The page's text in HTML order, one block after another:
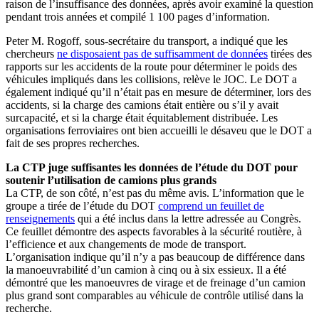
raison de l’insuffisance des données, après avoir examiné la question
pendant trois années et compilé 1 100 pages d’information.
Peter M. Rogoff, sous-secrétaire du transport, a indiqué que les
chercheurs ne disposaient pas de suffisamment de données tirées des
rapports sur les accidents de la route pour déterminer le poids des
véhicules impliqués dans les collisions, relève le JOC. Le DOT a
également indiqué qu’il n’était pas en mesure de déterminer, lors des
accidents, si la charge des camions était entière ou s’il y avait
surcapacité, et si la charge était équitablement distribuée. Les
organisations ferroviaires ont bien accueilli le désaveu que le DOT a
fait de ses propres recherches.
La CTP juge suffisantes les données de l’étude du DOT pour
soutenir l’utilisation de camions plus grands
La CTP, de son côté, n’est pas du même avis. L’information que le
groupe a tirée de l’étude du DOT comprend un feuillet de
renseignements qui a été inclus dans la lettre adressée au Congrès.
Ce feuillet démontre des aspects favorables à la sécurité routière, à
l’efficience et aux changements de mode de transport.
L’organisation indique qu’il n’y a pas beaucoup de différence dans
la manoeuvrabilité d’un camion à cinq ou à six essieux. Il a été
démontré que les manoeuvres de virage et de freinage d’un camion
plus grand sont comparables au véhicule de contrôle utilisé dans la
recherche.